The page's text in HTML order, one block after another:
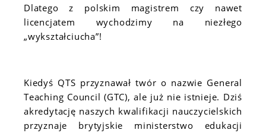
Dlatego z polskim magistrem czy nawet
licencjatem wychodzimy na niezłego
„wykształciucha”!
Kiedyś QTS przyznawał twór o nazwie General
Teaching Council (GTC), ale już nie istnieje. Dziś
akredytację naszych kwalifikacji nauczycielskich
przyznaje brytyjskie ministerstwo edukacji